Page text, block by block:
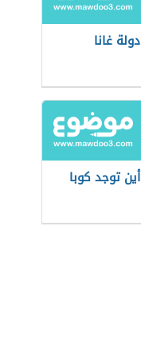
دولة غانا
أين توجد كوبا